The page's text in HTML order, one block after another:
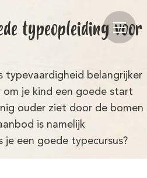
typeopleiding voor
typevaardigheid belangrijker
je kind een goede start
ouder ziet door de bomen
is namelijk
je een goede typecursus?